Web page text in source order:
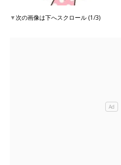
▼次の画像は下へスクロール (1/3)